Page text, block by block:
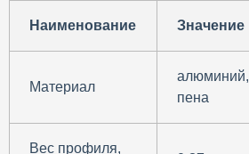
Наименование Значение
Материал
алюминий,
пена
Вес профиля,